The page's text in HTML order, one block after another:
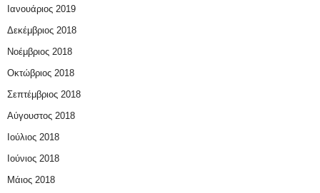
Ιανουάριος 2019
Δεκέμβριος 2018
Νοέμβριος 2018
Οκτώβριος 2018
Σεπτέμβριος 2018
Αύγουστος 2018
Ιούλιος 2018
Ιούνιος 2018
Μάιος 2018